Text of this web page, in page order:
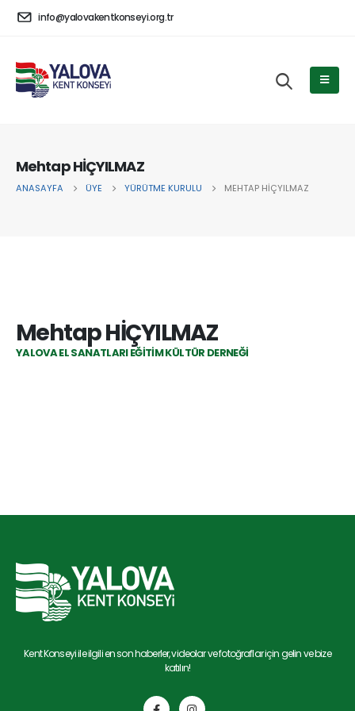
info@yalovakentkonseyi.org.tr
Mehtap HİÇYILMAZ
ANASAYFA ÜYE YÜRÜTME KURULU MEHTAP HİÇYILMAZ
Mehtap HİÇYILMAZ
YALOVA EL SANATLARI EĞITIM KÜLTÜR DERNEĞI
Kent Konseyi ile ilgili en son haberler, videolar ve fotoğraflar için gelin ve bize
katılın!